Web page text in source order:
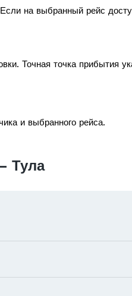
на выбранный рейс
Точная точка прибытия
и выбранного рейса.
Тула